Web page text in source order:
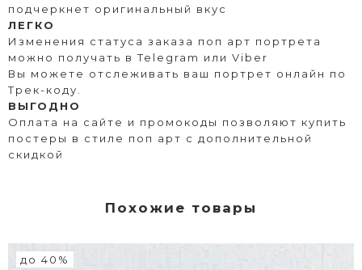
подчеркнет оригинальный вкус
ЛЕГКО
Изменения статуса заказа поп арт портрета
можно получать в Telegram или Viber
Вы можете отслеживать ваш портрет онлайн по
Трек-коду.
ВЫГОДНО
Оплата на сайте и промокоды позволяют купить
постеры в стиле поп арт с дополнительной
скидкой
Похожие товары
до 40%